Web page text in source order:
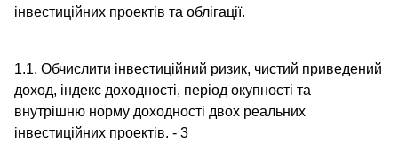
інвестиційних проектів та облігації.
1.1. Обчислити інвестиційний ризик, чистий приведений
доход, індекс доходності, період окупності та
внутрішню норму доходності двох реальних
інвестиційних проектів. - 3